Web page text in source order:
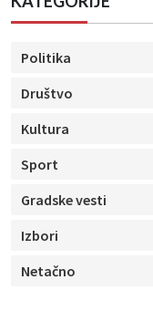
Politika
Društvo
Kultura
Sport
Gradske vesti
Izbori
Netačno